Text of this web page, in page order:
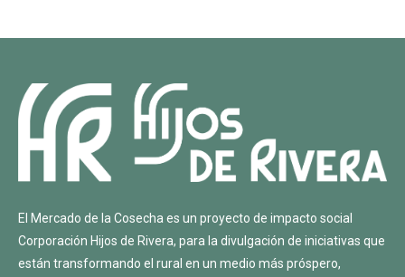
El Mercado de la Cosecha es un proyecto de impacto social
Corporación Hijos de Rivera, para la divulgación de iniciativas que
están transformando el rural en un medio más próspero,